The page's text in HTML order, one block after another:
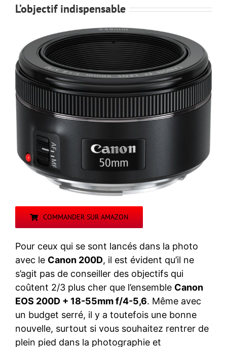
L’objectif indispensable
COMMANDER SUR AMAZON
Pour ceux qui se sont lancés dans la photo
avec le Canon 200D, il est évident qu’il ne
s’agit pas de conseiller des objectifs qui
coûtent 2/3 plus cher que l’ensemble Canon
EOS 200D + 18-55mm f/4-5,6. Même avec
un budget serré, il y a toutefois une bonne
nouvelle, surtout si vous souhaitez rentrer de
plein pied dans la photographie et